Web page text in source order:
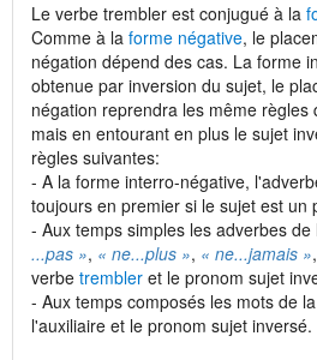
Le verbe trembler est conjugué à la
Comme à la forme négative, le
négation dépend des cas. La forme
obtenue par inversion du sujet, le
négation reprendra les même règles
mais en entourant en plus le sujet
règles suivantes:
- A la forme interro-négative,
toujours en premier si le sujet est un
- Aux temps simples les adverbes de
...pas », « ne...plus », « ne...jamais »
verbe trembler et le pronom sujet
- Aux temps composés les mots de
l'auxiliaire et le pronom sujet inversé.